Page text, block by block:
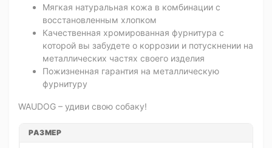
Мягкая натуральная кожа в комбинации с
восстановленным хлопком
Качественная хромированная фурнитура с
которой вы забудете о коррозии и потускнении на
металлических частях своего изделия
Пожизненная гарантия на металлическую
фурнитуру
WAUDOG – удиви свою собаку!
РАЗМЕР